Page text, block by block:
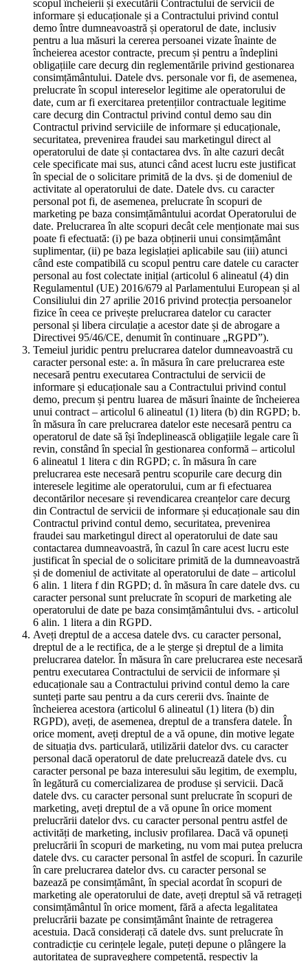
scopul încheierii și executării Contractului de servicii de
informare și educaționale și a Contractului privind contul
demo între dumneavoastră și operatorul de date, inclusiv
pentru a lua măsuri la cererea persoanei vizate înainte de
încheierea acestor contracte, precum și pentru a îndeplini
obligațiile care decurg din reglementările privind gestionarea
consimțământului. Datele dvs. personale vor fi, de asemenea,
prelucrate în scopul intereselor legitime ale operatorului de
date, cum ar fi exercitarea pretențiilor contractuale legitime
care decurg din Contractul privind contul demo sau din
Contractul privind serviciile de informare și educaționale,
securitatea, prevenirea fraudei sau marketingul direct al
operatorului de date și contactarea dvs. în alte cazuri decât
cele specificate mai sus, atunci când acest lucru este justificat
în special de o solicitare primită de la dvs. și de domeniul de
activitate al operatorului de date. Datele dvs. cu caracter
personal pot fi, de asemenea, prelucrate în scopuri de
marketing pe baza consimțământului acordat Operatorului de
date. Prelucrarea în alte scopuri decât cele menționate mai sus
poate fi efectuată: (i) pe baza obținerii unui consimțământ
suplimentar, (ii) pe baza legislației aplicabile sau (iii) atunci
când este compatibilă cu scopul pentru care datele cu caracter
personal au fost colectate inițial (articolul 6 alineatul (4) din
Regulamentul (UE) 2016/679 al Parlamentului European și al
Consiliului din 27 aprilie 2016 privind protecția persoanelor
fizice în ceea ce privește prelucrarea datelor cu caracter
personal și libera circulație a acestor date și de abrogare a
Directivei 95/46/CE, denumit în continuare „RGPD”).
Temeiul juridic pentru prelucrarea datelor dumneavoastră cu
caracter personal este: a. în măsura în care prelucrarea este
necesară pentru executarea Contractului de servicii de
informare și educaționale sau a Contractului privind contul
demo, precum și pentru luarea de măsuri înainte de încheierea
unui contract – articolul 6 alineatul (1) litera (b) din RGPD; b.
în măsura în care prelucrarea datelor este necesară pentru ca
operatorul de date să își îndeplinească obligațiile legale care îi
revin, constând în special în gestionarea conformă – articolul
6 alineatul 1 litera c din RGPD; c. în măsura în care
prelucrarea este necesară pentru scopurile care decurg din
interesele legitime ale operatorului, cum ar fi efectuarea
decontărilor necesare și revendicarea creanțelor care decurg
din Contractul de servicii de informare și educaționale sau din
Contractul privind contul demo, securitatea, prevenirea
fraudei sau marketingul direct al operatorului de date sau
contactarea dumneavoastră, în cazul în care acest lucru este
justificat în special de o solicitare primită de la dumneavoastră
și de domeniul de activitate al operatorului de date – articolul
6 alin. 1 litera f din RGPD; d. în măsura în care datele dvs. cu
caracter personal sunt prelucrate în scopuri de marketing ale
operatorului de date pe baza consimțământului dvs. - articolul
6 alin. 1 litera a din RGPD.
Aveți dreptul de a accesa datele dvs. cu caracter personal,
dreptul de a le rectifica, de a le șterge și dreptul de a limita
prelucrarea datelor. În măsura în care prelucrarea este necesară
pentru executarea Contractului de servicii de informare și
educaționale sau a Contractului privind contul demo la care
sunteți parte sau pentru a da curs cererii dvs. înainte de
încheierea acestora (articolul 6 alineatul (1) litera (b) din
RGPD), aveți, de asemenea, dreptul de a transfera datele. În
orice moment, aveți dreptul de a vă opune, din motive legate
de situația dvs. particulară, utilizării datelor dvs. cu caracter
personal dacă operatorul de date prelucrează datele dvs. cu
caracter personal pe baza interesului său legitim, de exemplu,
în legătură cu comercializarea de produse și servicii. Dacă
datele dvs. cu caracter personal sunt prelucrate în scopuri de
marketing, aveți dreptul de a vă opune în orice moment
prelucrării datelor dvs. cu caracter personal pentru astfel de
activități de marketing, inclusiv profilarea. Dacă vă opuneți
prelucrării în scopuri de marketing, nu vom mai putea prelucra
datele dvs. cu caracter personal în astfel de scopuri. În cazurile
în care prelucrarea datelor dvs. cu caracter personal se
bazează pe consimțământ, în special acordat în scopuri de
marketing ale operatorului de date, aveți dreptul să vă retrageți
consimțământul în orice moment, fără a afecta legalitatea
prelucrării bazate pe consimțământ înainte de retragerea
acestuia. Dacă considerați că datele dvs. sunt prelucrate în
contradicție cu cerințele legale, puteți depune o plângere la
autoritatea de supraveghere competentă, respectiv la